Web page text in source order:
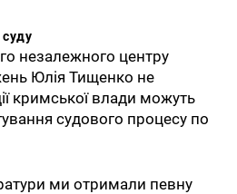
незалежного центру
Юлія Тищенко не
кримської влади можуть
судового процесу по
ми отримали певну